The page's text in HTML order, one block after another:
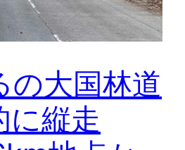
の大国林道
に縦走